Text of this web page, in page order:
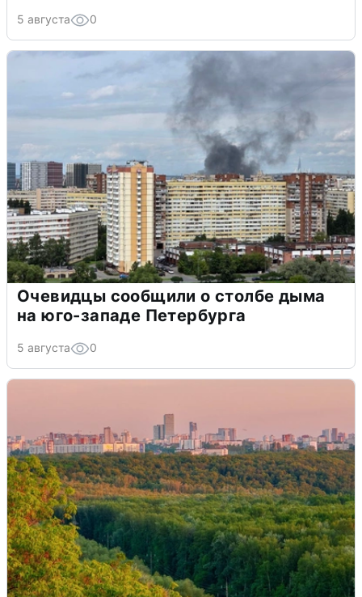
5 августа 0
Очевидцы сообщили о столбе дыма
на юго-западе Петербурга
5 августа 0